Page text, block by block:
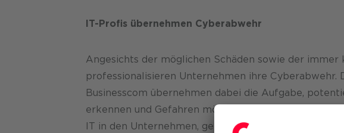
IT-Profis übernehmen Cyberabwehr
Angesichts der möglichen Schäden sowie der immer
professionalisieren Unternehmen ihre Cyberabwehr.
Businesscom übernehmen dabei die Aufgabe,
erkennen und Gefahren möglichst schon im Vorfeld
IT in den Unternehmen, gelingt es den